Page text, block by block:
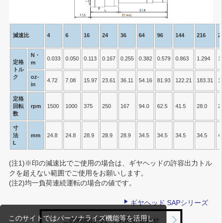
このサイトではパーソナライズ機能等を活用し
減速比 4 6 16 24 36 64 96 144 216
定格
トル
ク
N・
m
0.033 0.050 0.113 0.167 0.255 0.382 0.579 0.863 1.294
oz-
in
4.72 7.08 15.97 23.61 36.11 54.16 81.93 122.21 183.31
定格
回転
数
rpm 1500 1000 375 250 167 94.0 62.5 41.5 28.0
寸
法
L
mm 24.8 24.8 28.9 28.9 28.9 34.5 34.5 34.5 34.5
(注1)※印の減速比でご使用の場合は、ギヤヘッドの許容出力トル
クを超えない範囲でご使用をお願いします。
(注2)均一負荷連続運転の場合の値です。
ギヤヘッド SAPシリーズ
この商品についてお問い合わせ